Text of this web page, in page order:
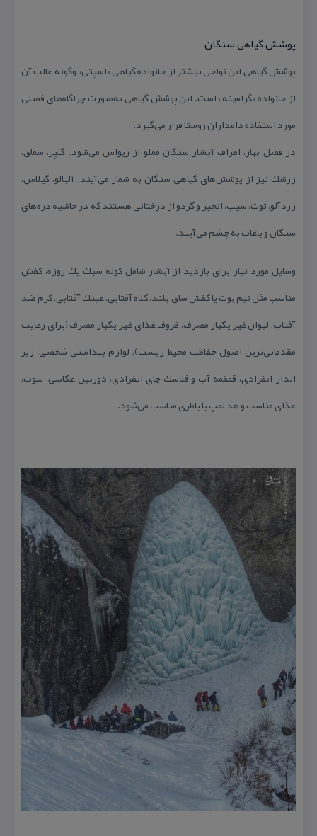
پوشش گیاهی سنگان
پوشش گیاهی این نواحی بیشتر از خانواده گیاهی «اسپتی» وگونه غالب آن
از خانواده «گرامینه» است. این پوشش گیاهی به‌صورت چراگاه‌های فصلی
مورد استفاده دامداران روستا قرار می‌گیرد.‌
در فصل بهار، اطراف آبشار سنگان مملو از ریواس می‌شود. گلپر، سماق،
زرشك نیز از پوشش‌های گیاهی سنگان به شمار می‌آیند. آلبالو، گیلاس،
زردآلو، توت، سیب، انجیر و گردو از درختانی هستند كه در حاشیه دره‌های
سنگان و باغات به چشم می‌آیند.
وسایل مورد نیاز برای بازدید از آبشار شامل كوله سبك یك روزه، كفش
مناسب مثل نیم بوت یا كفش ساق بلند، كلاه آفتابی، عینك آفتابی، كرم ضد
آفتاب، لیوان غیر یكبار مصرف، ظروف غذای غیر یكبار مصرف (برای رعایت
مقدماتی‌ترین اصول حفاظت محیط زیست)، لوازم بهداشتی شخصی، زیر
انداز انفرادی، قمقمه آب و فلاسك چای انفرادی، دوربین عكاسی، سوت،
غذای مناسب و هد لمپ با باطری مناسب می‌شود.